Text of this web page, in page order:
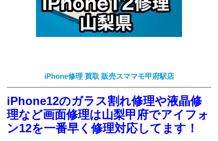
iPhone修理 買取 販売スママモ甲府駅店
iPhone12のガラス割れ修理や液晶修
理など画面修理は山梨甲府でアイフォ
ン12を一番早く修理対応してます！